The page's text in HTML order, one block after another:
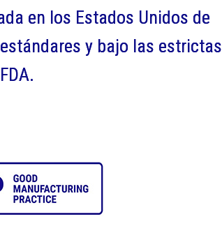
en los Estados Unidos de
y bajo las estrictas